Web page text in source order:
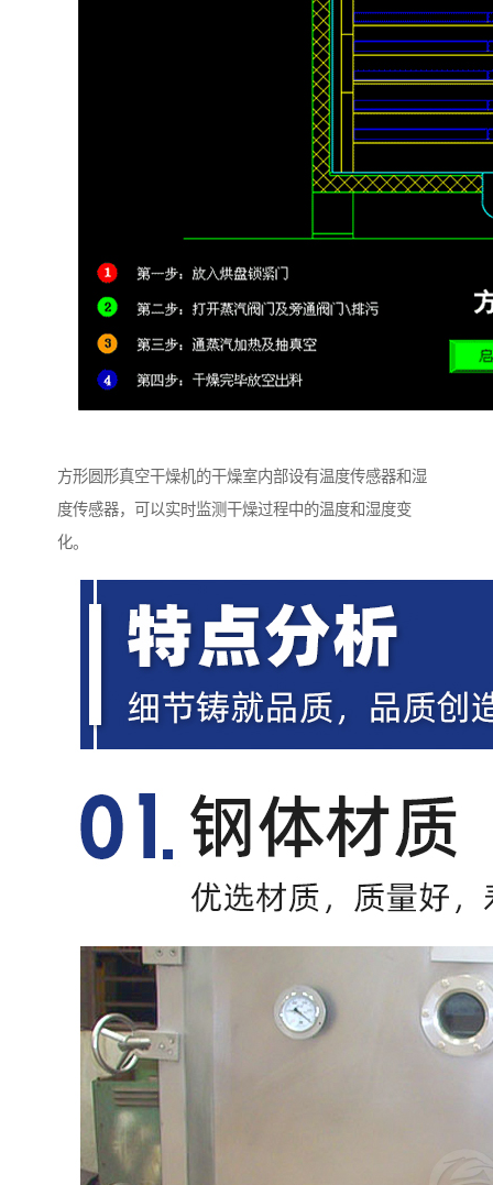
方形圆形真空干燥机的干燥室内部设有温度传感器和湿
度传感器，可以实时监测干燥过程中的温度和湿度变
化。